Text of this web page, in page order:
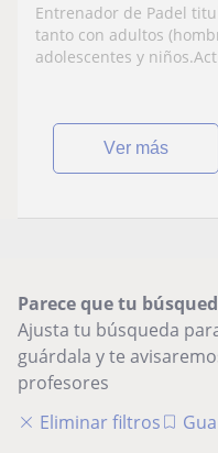
Entrenador de Padel
tanto con adultos
adolescentes y
ver más
Parece que tu
Ajusta tu búsqueda
guárdala y te
profesores
Eliminar filtros